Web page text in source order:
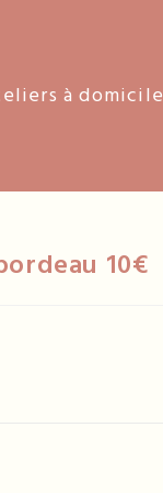
à domicile
10€